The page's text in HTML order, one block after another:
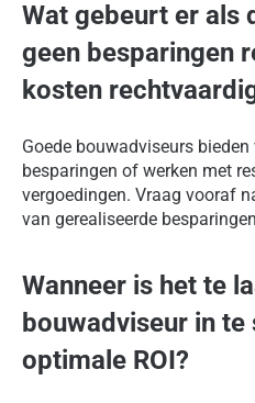
Wat gebeurt er als
geen besparingen
kosten
Goede bouwadviseurs
besparingen of werken met
vergoedingen. Vraag vooraf
van gerealiseerde
Wanneer is het te
bouwadviseur in
optimale ROI?